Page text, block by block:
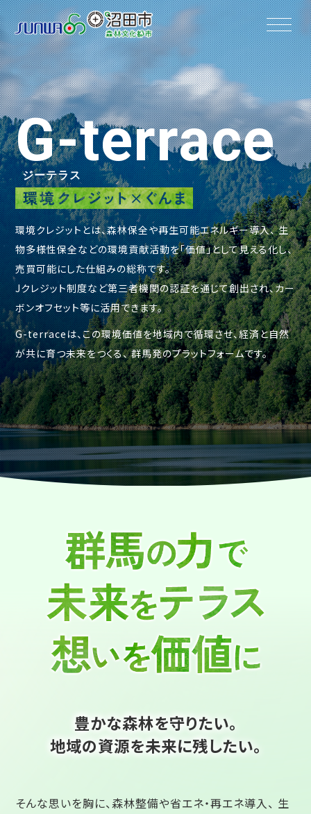
G-terrace
ジーテラス
環境クレジットとは、森林保全や再生可能エネルギー導入、生
物多様性保全などの環境貢献活動を「価値」として見える化し、
売買可能にした仕組みの総称です。
Jクレジット制度など第三者機関の認証を通じて創出され、カー
ボンオフセット等に活用できます。
G-terraceは、この環境価値を地域内で循環させ、経済と自然
が共に育つ未来をつくる、群馬発のプラットフォームです。
豊かな森林を守りたい。
地域の資源を未来に残したい。
そんな思いを胸に、森林整備や省エネ・再エネ導入、 生